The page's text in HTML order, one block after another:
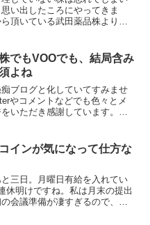
い出したころにやってきま
頂いている武田薬品株より配
てプールさせていただきま
活は当然で...
でもVOOでも、結局含み
よね
ブログと化していてすみませ
やコメントなどでも色々とメ
いただき感謝しています。
でチームメンバーがいきなり話
きて、「ち...
インが気になって仕方な
三日。月曜日有給を入れてい
休明けですね。私は月末の提出
会議準備が凄すぎるので、週